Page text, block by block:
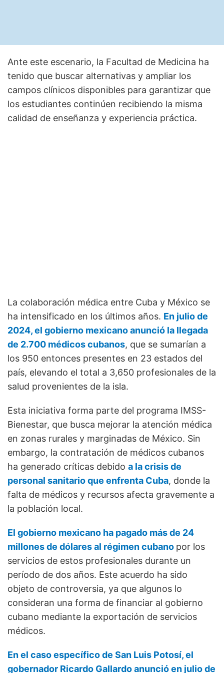
Ante este escenario, la Facultad de Medicina ha
tenido que buscar alternativas y ampliar los
campos clínicos disponibles para garantizar que
los estudiantes continúen recibiendo la misma
calidad de enseñanza y experiencia práctica.
La colaboración médica entre Cuba y México se
ha intensificado en los últimos años. En julio de
2024, el gobierno mexicano anunció la llegada
de 2.700 médicos cubanos, que se sumarían a
los 950 entonces presentes en 23 estados del
país, elevando el total a 3,650 profesionales de la
salud provenientes de la isla.
Esta iniciativa forma parte del programa IMSS-
Bienestar, que busca mejorar la atención médica
en zonas rurales y marginadas de México. Sin
embargo, la contratación de médicos cubanos
ha generado críticas debido a la crisis de
personal sanitario que enfrenta Cuba, donde la
falta de médicos y recursos afecta gravemente a
la población local.
El gobierno mexicano ha pagado más de 24
millones de dólares al régimen cubano por los
servicios de estos profesionales durante un
período de dos años. Este acuerdo ha sido
objeto de controversia, ya que algunos lo
consideran una forma de financiar al gobierno
cubano mediante la exportación de servicios
médicos.
En el caso específico de San Luis Potosí, el
gobernador Ricardo Gallardo anunció en julio de